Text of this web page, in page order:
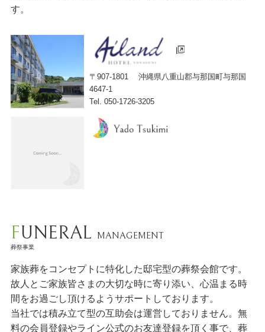
す。
〒907-1801
沖縄県八重山郡与那国町与那国
4647-1
Tel. 050-1726-3205
FUNERAL MANAGEMENT
葬祭事業
家族葬をコンセプトに特化した邸宅型の葬祭会館です。
故人とご家族皆さまの大切な時に寄り添い、心温まる時
間をお過ごし頂けるようサポートしております。
当社では積み立て型の互助会は運営しておりません。無
料の会員登録やライン公式のお友達登録を頂く事で、葬